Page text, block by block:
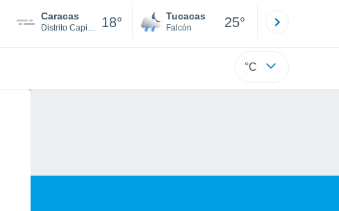
Caracas
Distrito Capital 18° Tucacas
Falcón 25°
°C